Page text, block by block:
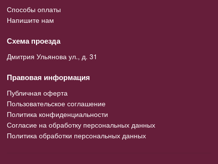
Способы оплаты
Напишите нам
Схема проезда
Дмитрия Ульянова ул., д. 31
Правовая информация
Публичная оферта
Пользовательское соглашение
Политика конфиденциальности
Согласие на обработку персональных данных
Политика обработки персональных данных